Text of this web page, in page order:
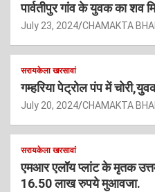
पार्वतीपुर गांव के युवक का शव
July 23, 2024 CHAMAKTA
सरायकेला खरसावां
गम्हरिया पेट्रोल पंप में
July 20, 2024 CHAMAKTA
सरायकेला खरसावां
एमआर एलॉय प्लांट के मृतक
16.50 लाख रुपये मुआवजा.